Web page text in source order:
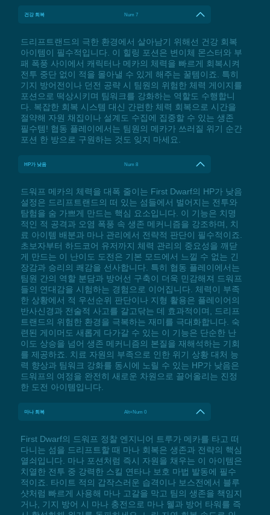
건강 회복 Num 7
드리프트랜드의 극한 환경에서 살아남기 위해선 건강 회복
아이템이 필수적입니다. 이 힐링 포션은 변이체 몬스터와 부
패 폭풍 사이에서 캐릭터나 메카의 체력을 빠르게 회복시켜
전투 중단 없이 적을 몰아낼 수 있게 해주는 꿀템이죠. 특히
기지 방어전이나 던전 공략 시 팀원의 위험한 체력 게이지를
포션으로 떡상시키며 팀워크를 강화하는 역할도 수행합니
다. 복잡한 회복 시스템 대신 간편한 체력 회복으로 시간을
절약해 자원 채집이나 설계도 수집에 집중할 수 있는 생존
필수템! 협동 플레이에서는 팀원의 메카가 쓰러질 위기 순간
포션 한 방으로 구원하는 것도 잊지 마세요.
HP가 낮음 Num 8
드워프 메카의 체력을 대폭 줄이는 First Dwarf의 HP가 낮음
설정은 드리프트랜드의 떠 있는 섬들에서 벌어지는 전투와
탐험을 숨 가쁘게 만드는 핵심 요소입니다. 이 기능은 치명
적인 적 공격과 오염 폭풍 속 생존 메커니즘을 강조하며, 치
료 아이템 배분과 마나 관리에서 전략적 판단이 필수적이죠.
초보자부터 하드코어 유저까지 체력 관리의 중요성을 깨닫
게 만드는 이 난이도 도전은 기본 모드에서 느낄 수 없는 긴
장감과 승리의 쾌감을 선사합니다. 특히 협동 플레이에서는
팀원 간의 역할 분담과 방어선 구축이 더욱 민감해져 드워프
들의 연대감을 시험하는 경험으로 이어집니다. 체력이 부족
한 상황에서 적 우선순위 판단이나 지형 활용은 플레이어의
반사신경과 전술적 사고를 갈고닦는 데 효과적이며, 드리프
트랜드의 위험한 환경을 극복하는 재미를 극대화합니다. 숙
련된 게이머도 새롭게 다가갈 수 있는 이 기능은 단순한 난
이도 상승을 넘어 생존 메커니즘의 본질을 재해석하는 기회
를 제공하죠. 치료 자원의 부족으로 인한 위기 상황 대처 능
력 향상과 팀워크 강화를 동시에 노릴 수 있는 HP가 낮음은
드워프의 여정을 완전히 새로운 차원으로 끌어올리는 진정
한 도전 아이템입니다.
마나 회복 Alt+Num 0
First Dwarf의 드워프 정찰 엔지니어 트루가 메카를 타고 떠
다니는 섬을 드리프트할 때 마나 회복은 생존과 전략의 핵심
열쇠입니다. 마나 포션처럼 즉시 자원을 채우는 이 아이템은
치열한 전투 중 강력한 스킬 연타나 보호 마법 발동에 필수
적이죠. 타이트 적의 갑작스러운 습격이나 보스전에서 블루
샷처럼 빠르게 사용해 마나 고갈을 막고 팀의 생존을 책임지
거나, 기지 방어 시 마나 충전으로 마나 웰과 방어 타워를 즉